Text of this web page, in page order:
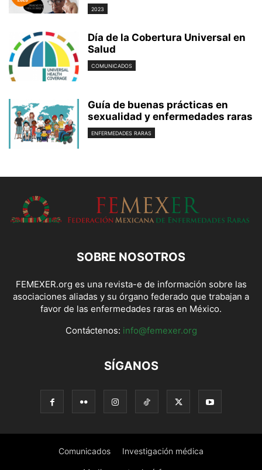
2023
Día de la Cobertura Universal en
Salud
COMUNICADOS
Guía de buenas prácticas en
sexualidad y enfermedades raras
ENFERMEDADES RARAS
SOBRE NOSOTROS
FEMEXER.org es una revista-e de información sobre las
asociaciones aliadas y su órgano federado que trabajan a
favor de las enfermedades raras en México.
Contáctenos: info@femexer.org
SÍGANOS
Comunicados Investigación médica